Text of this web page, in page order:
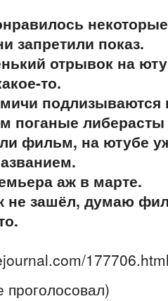
запретили показ.
отрывок на
то.
подлизываются
поганые
фильм, на ютубе
аж в марте.
не зашёл, думаю
проголосовал)